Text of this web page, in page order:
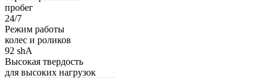
пробег
24/7
Режим работы
колес и роликов
92 shA
Высокая твердость
для высоких нагрузок